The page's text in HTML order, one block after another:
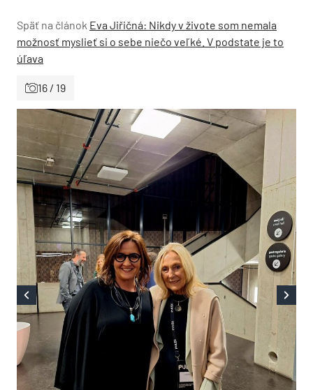
Späť na článok Eva Jiřičná: Nikdy v živote som nemala
možnosť myslieť si o sebe niečo veľké. V podstate je to
úľava
16 / 19